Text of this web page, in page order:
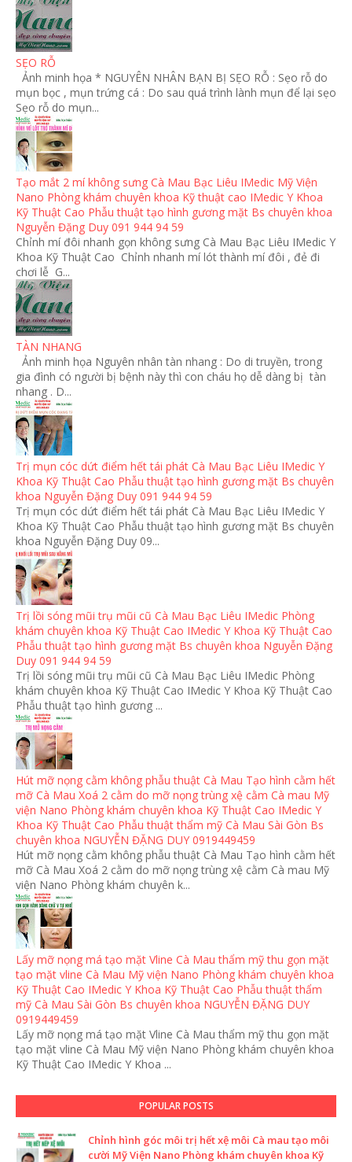
SẸO RỖ
Ảnh minh họa * NGUYÊN NHÂN BẠN BỊ SẸO RỖ : Sẹo rỗ do
mụn bọc , mụn trứng cá : Do sau quá trình lành mụn để lại sẹo
Sẹo rỗ do mụn...
Tạo mắt 2 mí không sưng Cà Mau Bạc Liêu IMedic Mỹ Viện
Nano Phòng khám chuyên khoa Kỹ thuật cao IMedic Y Khoa
Kỹ Thuật Cao Phẫu thuật tạo hình gương mặt Bs chuyên khoa
Nguyễn Đặng Duy 091 944 94 59
Chỉnh mí đôi nhanh gọn không sưng Cà Mau Bạc Liêu IMedic Y
Khoa Kỹ Thuật Cao Chỉnh nhanh mí lót thành mí đôi , đẻ đi
chơi lễ G...
TÀN NHANG
Ảnh minh họa Nguyên nhân tàn nhang : Do di truyền, trong
gia đình có người bị bệnh này thì con cháu họ dễ dàng bị tàn
nhang . D...
Trị mụn cóc dứt điểm hết tái phát Cà Mau Bạc Liêu IMedic Y
Khoa Kỹ Thuật Cao Phẫu thuật tạo hình gương mặt Bs chuyên
khoa Nguyễn Đặng Duy 091 944 94 59
Trị mụn cóc dứt điểm hết tái phát Cà Mau Bạc Liêu IMedic Y
Khoa Kỹ Thuật Cao Phẫu thuật tạo hình gương mặt Bs chuyên
khoa Nguyễn Đặng Duy 09...
Trị lồi sóng mũi trụ mũi cũ Cà Mau Bạc Liêu IMedic Phòng
khám chuyên khoa Kỹ Thuật Cao IMedic Y Khoa Kỹ Thuật Cao
Phẫu thuật tạo hình gương mặt Bs chuyên khoa Nguyễn Đặng
Duy 091 944 94 59
Trị lồi sóng mũi trụ mũi cũ Cà Mau Bạc Liêu IMedic Phòng
khám chuyên khoa Kỹ Thuật Cao IMedic Y Khoa Kỹ Thuật Cao
Phẫu thuật tạo hình gương ...
Hút mỡ nọng cằm không phẫu thuật Cà Mau Tạo hình cằm hết
mỡ Cà Mau Xoá 2 cằm do mỡ nọng trùng xệ cằm Cà mau Mỹ
viện Nano Phòng khám chuyên khoa Kỹ Thuật Cao IMedic Y
Khoa Kỹ Thuật Cao Phẫu thuật thẩm mỹ Cà Mau Sài Gòn Bs
chuyên khoa NGUYỄN ĐẶNG DUY 0919449459
Hút mỡ nọng cằm không phẫu thuật Cà Mau Tạo hình cằm hết
mỡ Cà Mau Xoá 2 cằm do mỡ nọng trùng xệ cằm Cà mau Mỹ
viện Nano Phòng khám chuyên k...
Lấy mỡ nọng má tạo mặt Vline Cà Mau thẩm mỹ thu gọn mặt
tạo mặt vline Cà Mau Mỹ viện Nano Phòng khám chuyên khoa
Kỹ Thuật Cao IMedic Y Khoa Kỹ Thuật Cao Phẫu thuật thẩm
mỹ Cà Mau Sài Gòn Bs chuyên khoa NGUYỄN ĐẶNG DUY
0919449459
Lấy mỡ nọng má tạo mặt Vline Cà Mau thẩm mỹ thu gọn mặt
tạo mặt vline Cà Mau Mỹ viện Nano Phòng khám chuyên khoa
Kỹ Thuật Cao IMedic Y Khoa ...
POPULAR POSTS
Chỉnh hình góc môi trị hết xệ môi Cà mau tạo môi
cười Mỹ Viện Nano Phòng khám chuyên khoa Kỹ